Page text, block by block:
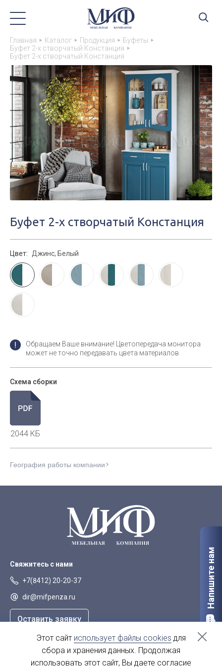
Главная Каталог Продукция
Буфеты
Буфет 2-х створчатый Констанция
Буфет 2-х створчатый Констанция
Буфет 2-х створчатый Констанция
Цвет: Джинс, Белый
Обращаем Ваше внимание! Цветопередача монитора
может не точно передавать цвета материалов
Схема сборки
2044 КБ
География работы компании
Свяжитесь с нами
+7(8412) 20-20-37
dir@mifpenza.ru
Оставить заявку
г. Пенза, ул. Аустрина, 139а
Напишите нам
Этот сайт использует файлы cookies для
сбора и хранения данных. Продолжая
использовать этот сайт, Вы даете согласие